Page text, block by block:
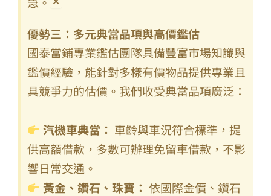
優勢三：多元典當品項與高價鑑估
國泰當鋪專業鑑估團隊具備豐富市場知識與
鑑價經驗，能針對多樣有價物品提供專業且
具競爭力的估價。我們收受典當品項廣泛：
汽機車典當： 車齡與車況符合標準，提
供高額借款，多數可辦理免留車借款，不影
響日常交通。
黃金、鑽石、珠寶： 依國際金價、鑽石